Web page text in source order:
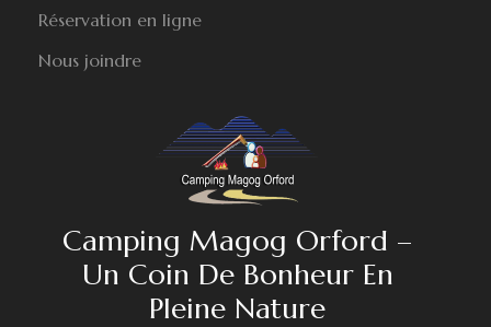
Réservation en ligne
Nous joindre
Camping Magog Orford –
Un Coin De Bonheur En
Pleine Nature